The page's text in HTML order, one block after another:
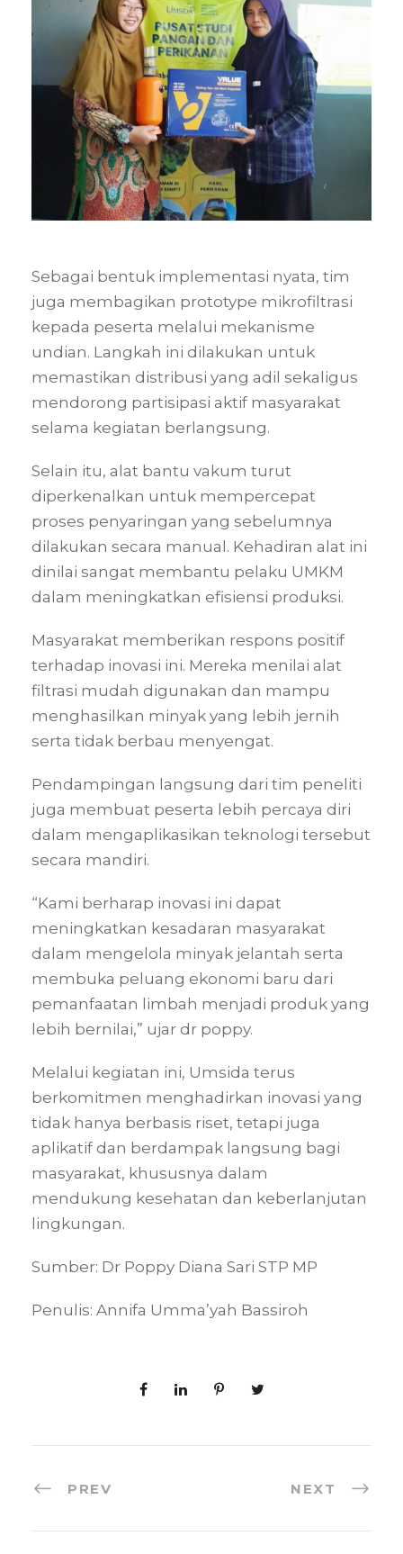
Sebagai bentuk implementasi nyata, tim
juga membagikan prototype mikrofiltrasi
kepada peserta melalui mekanisme
undian. Langkah ini dilakukan untuk
memastikan distribusi yang adil sekaligus
mendorong partisipasi aktif masyarakat
selama kegiatan berlangsung.
Selain itu, alat bantu vakum turut
diperkenalkan untuk mempercepat
proses penyaringan yang sebelumnya
dilakukan secara manual. Kehadiran alat ini
dinilai sangat membantu pelaku UMKM
dalam meningkatkan efisiensi produksi.
Masyarakat memberikan respons positif
terhadap inovasi ini. Mereka menilai alat
filtrasi mudah digunakan dan mampu
menghasilkan minyak yang lebih jernih
serta tidak berbau menyengat.
Pendampingan langsung dari tim peneliti
juga membuat peserta lebih percaya diri
dalam mengaplikasikan teknologi tersebut
secara mandiri.
“Kami berharap inovasi ini dapat
meningkatkan kesadaran masyarakat
dalam mengelola minyak jelantah serta
membuka peluang ekonomi baru dari
pemanfaatan limbah menjadi produk yang
lebih bernilai,” ujar dr poppy.
Melalui kegiatan ini, Umsida terus
berkomitmen menghadirkan inovasi yang
tidak hanya berbasis riset, tetapi juga
aplikatif dan berdampak langsung bagi
masyarakat, khususnya dalam
mendukung kesehatan dan keberlanjutan
lingkungan.
Sumber: Dr Poppy Diana Sari STP MP
Penulis: Annifa Umma’yah Bassiroh
PREV NEXT